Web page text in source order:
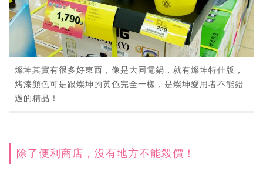
燦坤其實有很多好東西，像是大同電鍋，就有燦坤特仕版，
烤漆顏色可是跟燦坤的黃色完全一樣，是燦坤愛用者不能錯
過的精品！
除了便利商店，沒有地方不能殺價！